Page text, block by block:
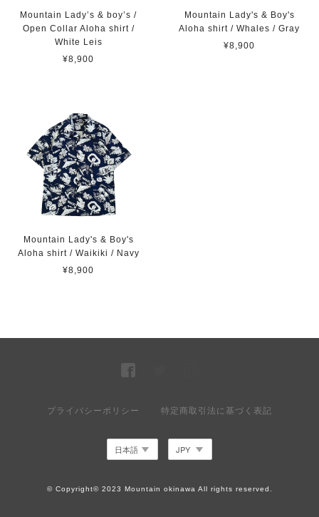
Mountain Lady’s & boy’s /
Open Collar Aloha shirt /
White Leis
¥8,900
Mountain Lady's & Boy's
Aloha shirt / Whales / Gray
¥8,900
Mountain Lady's & Boy's
Aloha shirt / Waikiki / Navy
¥8,900
プライバシーポリシー 特定商取引法に基づく表記
© Copyright© 2023 Mountain okinawa All rights reserved.